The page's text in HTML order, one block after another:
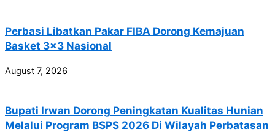
Perbasi Libatkan Pakar FIBA Dorong Kemajuan
Basket 3×3 Nasional
August 7, 2026
Bupati Irwan Dorong Peningkatan Kualitas Hunian
Melalui Program BSPS 2026 Di Wilayah Perbatasan